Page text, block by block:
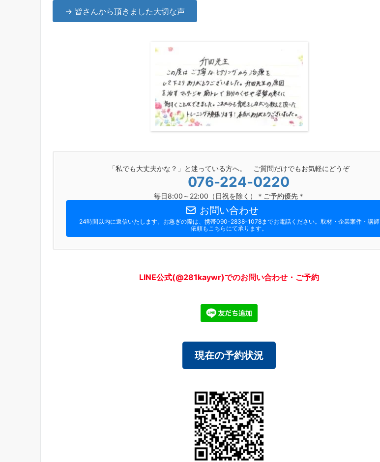
→ 皆さんから頂きました大切な声
「私でも大丈夫かな？」と迷っている方へ。 ご質問だけでもお気軽にどうぞ
076-224-0220
毎日8:00～22:00（日祝を除く）＊ご予約優先＊
お問い合わせ
24時間以内に返信いたします。お急ぎの際は、携帯090-2838-1078までお電話ください。​取材・企業案件・講師
依頼もこちらにて承ります。
LINE公式(@281kaywr)でのお問い合わせ・ご予約
現在の予約状況